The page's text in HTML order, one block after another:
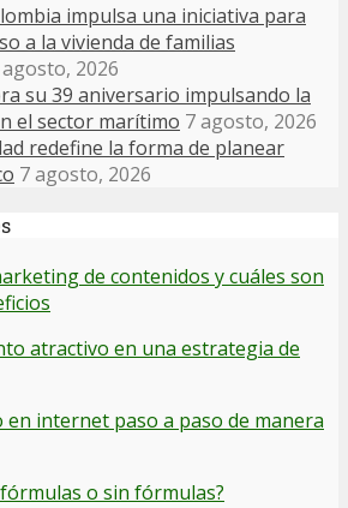
impulsa una iniciativa para
a la vivienda de familias
2026
su 39 aniversario impulsando la
el sector marítimo 7 agosto, 2026
redefine la forma de planear
7 agosto, 2026
de contenidos y cuáles son
atractivo en una estrategia de
en internet paso a paso de manera
o sin fórmulas?